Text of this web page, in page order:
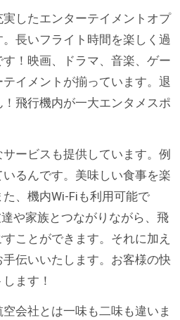
実したエンターテイメントオプ
長いフライト時間を楽しく過
！映画、ドラマ、音楽、ゲー
イメントが揃っています。退
飛行機内が一大エンタメスポ
ービスも提供しています。例
るんです。美味しい食事を楽
、機内Wi-Fiも利用可能で
や家族とつながりながら、飛
ことができます。それに加え
伝いいたします。お客様の快
ます！
会社とは一味も二味も違いま